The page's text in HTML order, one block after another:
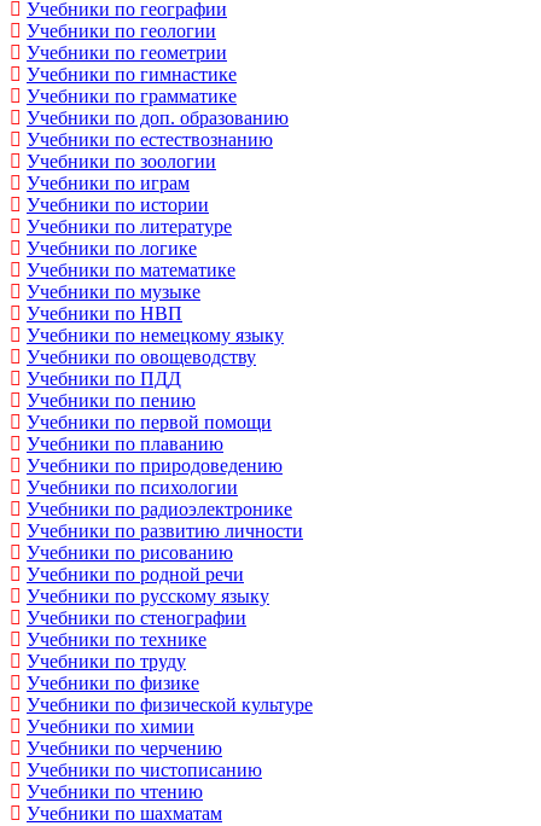
Учебники по географии
Учебники по геологии
Учебники по геометрии
Учебники по гимнастике
Учебники по грамматике
Учебники по доп. образованию
Учебники по естествознанию
Учебники по зоологии
Учебники по играм
Учебники по истории
Учебники по литературе
Учебники по логике
Учебники по математике
Учебники по музыке
Учебники по НВП
Учебники по немецкому языку
Учебники по овощеводству
Учебники по ПДД
Учебники по пению
Учебники по первой помощи
Учебники по плаванию
Учебники по природоведению
Учебники по психологии
Учебники по радиоэлектронике
Учебники по развитию личности
Учебники по рисованию
Учебники по родной речи
Учебники по русскому языку
Учебники по стенографии
Учебники по технике
Учебники по труду
Учебники по физике
Учебники по физической культуре
Учебники по химии
Учебники по черчению
Учебники по чистописанию
Учебники по чтению
Учебники по шахматам